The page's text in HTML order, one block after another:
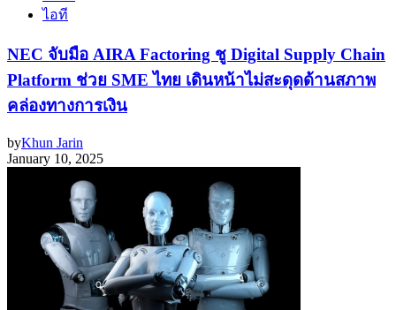
ไอที
NEC จับมือ AIRA Factoring ชู Digital Supply Chain
Platform ช่วย SME ไทย เดินหน้าไม่สะดุดด้านสภาพ
คล่องทางการเงิน
byKhun Jarin
January 10, 2025